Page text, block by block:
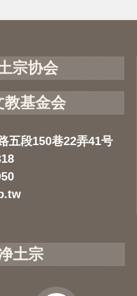
宗协会
教基金会
五段150巷22弄41号
土宗